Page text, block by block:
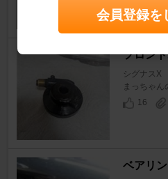
フロン
シグナスX
まっちゃん
16
ベアリ
会員登録を